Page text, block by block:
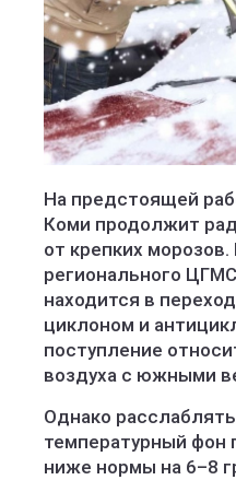
На предстоящей
Коми продолжит
от крепких
регионального
находится в
циклоном и
поступление
воздуха с южными
Однако
температурный фон
ниже нормы на 6–8